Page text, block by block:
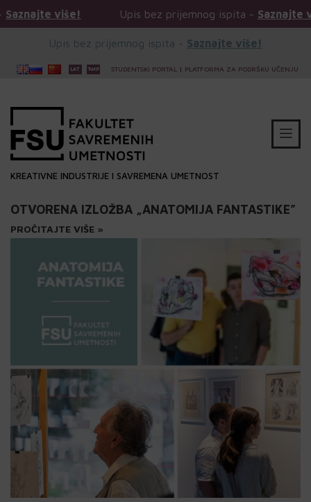
bez prijemnog ispita -Saznajte više! Upis bez
Upis bez prijemnog ispita - Saznajte više!
STUDENTSKI PORTAL | PLATFORMA ZA PODRŠKU UČENJU
KREATIVNE INDUSTRIJE I SAVREMENA UMETNOST
OTVORENA IZLOŽBA „ANATOMIJA FANTASTIKE”
PROČITAJTE VIŠE »